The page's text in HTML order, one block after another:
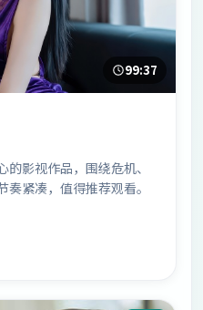
99:37
影视作品，围绕危机、
紧凑，值得推荐观看。